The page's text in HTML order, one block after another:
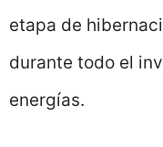
etapa de
durante todo el
energías.